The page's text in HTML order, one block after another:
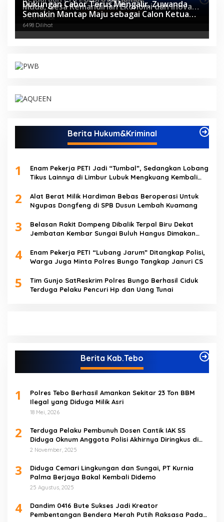
11074 Dilihat
Muda, Gesa Kemandirian Ekonomi dan Inovasi
Desa
10208 Dilihat
Dukungan Cabor Terus Mengalir, Zuwanda
Semakin Mantap Maju sebagai Calon Ketua
KONI
6498 Dilihat
Berita Hukum&Kriminal
1
Enam Pekerja PETI Jadi “Tumbal”, Sedangkan Lobang
Tikus Lainnya di Limbur Lubuk Mengkuang Kembali
2
Alat Berat Milik Hardiman Bebas Beroperasi Untuk
Ngupas Dongfeng di SPB Dusun Lembah Kuamang
3
Belasan Rakit Dompeng Dibalik Terpal Biru Dekat
Jembatan Kembar Sungai Buluh Hangus Dimakan
4
Enam Pekerja PETI “Lubang Jarum” Ditangkap Polisi,
Warga Juga Minta Polres Bungo Tangkap Januri CS
5
Tim Gunjo SatReskrim Polres Bungo Berhasil Ciduk
Terduga Pelaku Pencuri Hp dan Uang Tunai
Berita Kab.Tebo
1
Polres Tebo Berhasil Amankan Sekitar 23 Ton BBM
Ilegal yang Diduga Milik Asri
18 Mei, 2026
2
Terduga Pelaku Pembunuh Dosen Cantik IAK SS
Diduga Oknum Anggota Polisi Akhirnya Diringkus di
Tebo Tengah
2 November, 2025
3
Diduga Cemari Lingkungan dan Sungai, PT Kurnia
Palma Berjaya Bakal Kembali Didemo
25 Agustus, 2025
4
Dandim 0416 Bute Sukses Jadi Kreator
Pembentangan Bendera Merah Putih Raksasa Pada